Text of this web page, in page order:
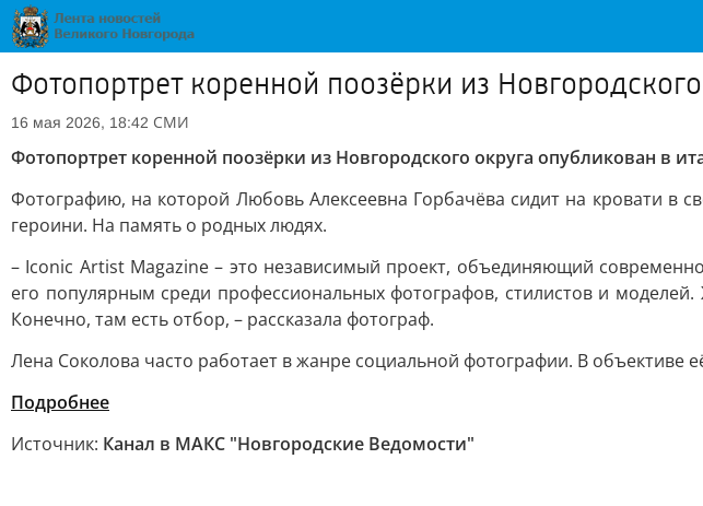
Фотопортрет коренной поозёрки из
16 мая 2026, 18:42 СМИ
Фотопортрет коренной поозёрки из Новгородского округа опубликован в
Фотографию, на которой Любовь Алексеевна Горбачёва сидит на кровати в
героини. На память о родных людях.
– Iconic Artist Magazine – это независимый проект, объединяющий
его популярным среди профессиональных фотографов, стилистов и
Конечно, там есть отбор, – рассказала фотограф.
Лена Соколова часто работает в жанре социальной фотографии. В объективе
Подробнее
Источник: Канал в МАКС "Новгородские Ведомости"